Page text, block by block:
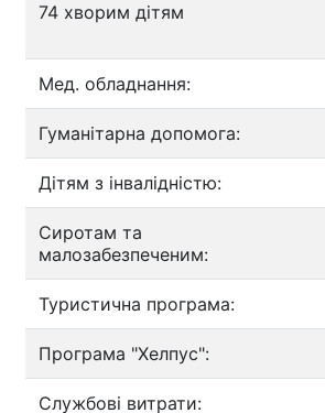
74 хворим дітям
Мед. обладнання:
Гуманітарна допомога:
Дітям з інвалідністю:
Сиротам та
малозабезпеченим:
Туристична програма:
Програма "Хелпус":
Службові витрати: